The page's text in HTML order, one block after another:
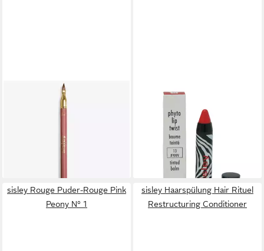
Lippenstift Phyto-Lèvres
Perfect N°13 Beige Rose 1.2
(51.691,67 €/ 1 kg)
SISLEY
Twist Tinted Balm
Lippenbalsam 13 poppy
ab 32,35 €
(1.294,00 €/ 100 g)
lieferbar - in 2-3 Werktagen bei dir
sisley Rouge Puder-Rouge Pink
Peony N° 1
sisley Haarspülung Hair Rituel
Restructuring Conditioner